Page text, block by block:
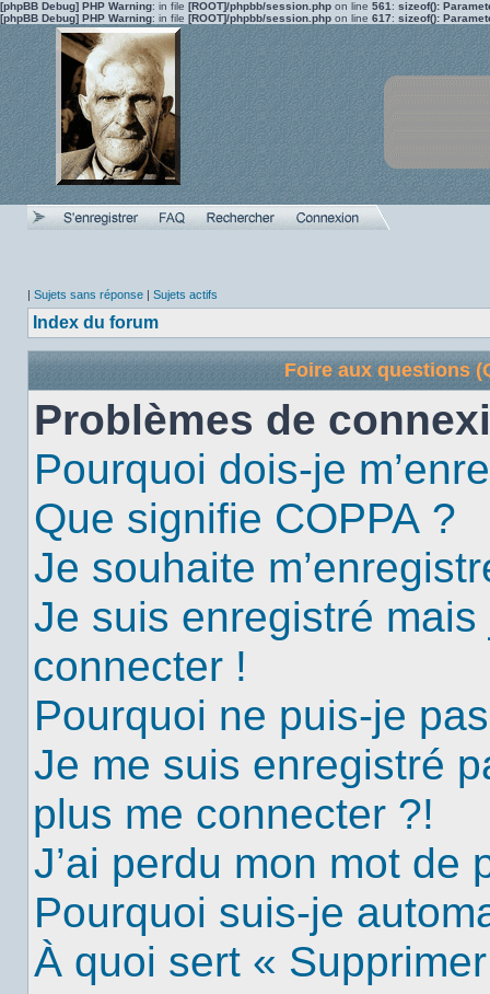
[phpBB Debug] PHP Warning: in file [ROOT]/phpbb/session.php on line 561 : sizeof():
[phpBB Debug] PHP Warning: in file [ROOT]/phpbb/session.php on line 617: sizeof():
| Sujets sans réponse | Sujets actifs
Index du forum
Foire aux questions
Problèmes de
Pourquoi dois-je
Que signifie COPPA ?
Je souhaite
Je suis enregistré
connecter !
Pourquoi ne puis-je
Je me suis enregistré
plus me connecter ?!
J’ai perdu mon mot de
Pourquoi suis-je
À quoi sert «